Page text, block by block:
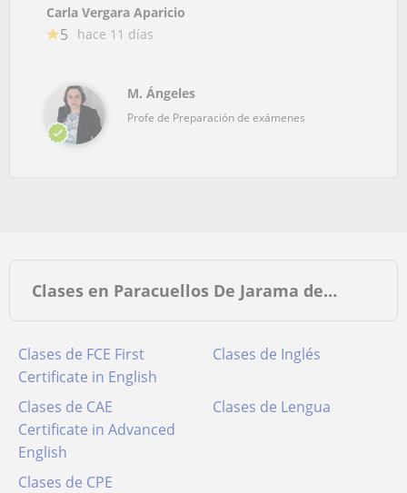
Carla Vergara Aparicio
5 hace 11 días
M. Ángeles
Profe de Preparación de exámenes
Clases en Paracuellos De Jarama de…
Clases de FCE First
Certificate in English
Clases de Inglés
Clases de CAE
Certificate in Advanced
English
Clases de Lengua
Clases de CPE